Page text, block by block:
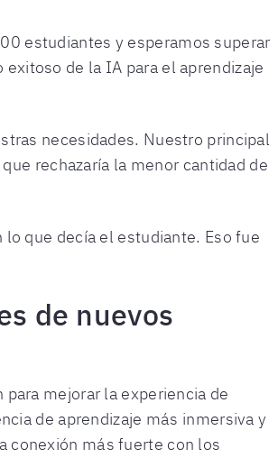
estudiantes y esperamos superar
de la IA para el aprendizaje
necesidades. Nuestro principal
rechazaría la menor cantidad de
que decía el estudiante. Eso fue
de nuevos
mejorar la experiencia de
de aprendizaje más inmersiva y
conexión más fuerte con los